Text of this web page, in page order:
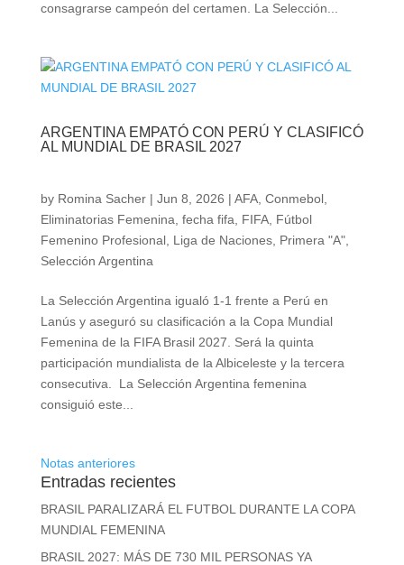
consagrarse campeón del certamen. La Selección...
ARGENTINA EMPATÓ CON PERÚ Y CLASIFICÓ
AL MUNDIAL DE BRASIL 2027
by Romina Sacher| Jun 8, 2026 | AFA, Conmebol,
Eliminatorias Femenina fecha fifa FIFA, Fútbol
Femenino Profesional, Liga de Naciones, Primera "A",
Selección Argentina
La Selección Argentina igualó 1-1 frente a Perú en
Lanús y aseguró su clasificación a la Copa Mundial
Femenina de la FIFA Brasil 2027. Será la quinta
participación mundialista de la Albiceleste y la tercera
consecutiva. La Selección Argentina femenina
consiguió este...
Notas anteriores
Entradas recientes
BRASIL PARALIZARÁ EL FUTBOL DURANTE LA COPA
MUNDIAL FEMENINA
BRASIL 2027: MÁS DE 730 MIL PERSONAS YA